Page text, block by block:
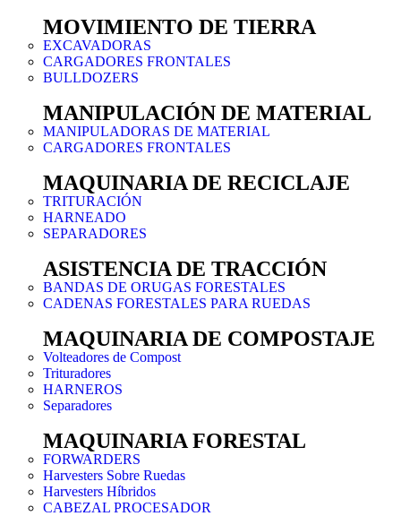
MOVIMIENTO DE TIERRA
EXCAVADORAS
CARGADORES FRONTALES
BULLDOZERS
MANIPULACIÓN DE MATERIAL
MANIPULADORAS DE MATERIAL
CARGADORES FRONTALES
MAQUINARIA DE RECICLAJE
TRITURACIÓN
HARNEADO
SEPARADORES
ASISTENCIA DE TRACCIÓN
BANDAS DE ORUGAS FORESTALES
CADENAS FORESTALES PARA RUEDAS
MAQUINARIA DE COMPOSTAJE
Volteadores de Compost
Trituradores
HARNEROS
Separadores
MAQUINARIA FORESTAL
FORWARDERS
Harvesters Sobre Ruedas
Harvesters Híbridos
CABEZAL PROCESADOR